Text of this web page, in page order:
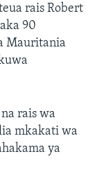
rais Robert
90
Mauritania
rais wa
mkakati wa
ya